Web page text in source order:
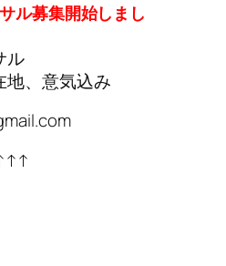
ル募集開始しまし
ル
地、意気込み